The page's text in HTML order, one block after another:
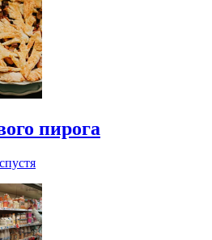
пирога